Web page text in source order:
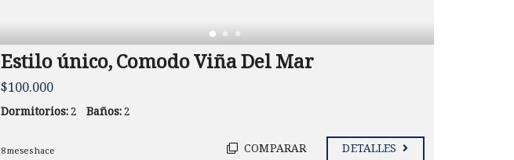
Estilo único, Comodo Viña Del Mar
$100.000
Dormitorios:2 Baños:2
8 meses hace COMPARAR DETALLES